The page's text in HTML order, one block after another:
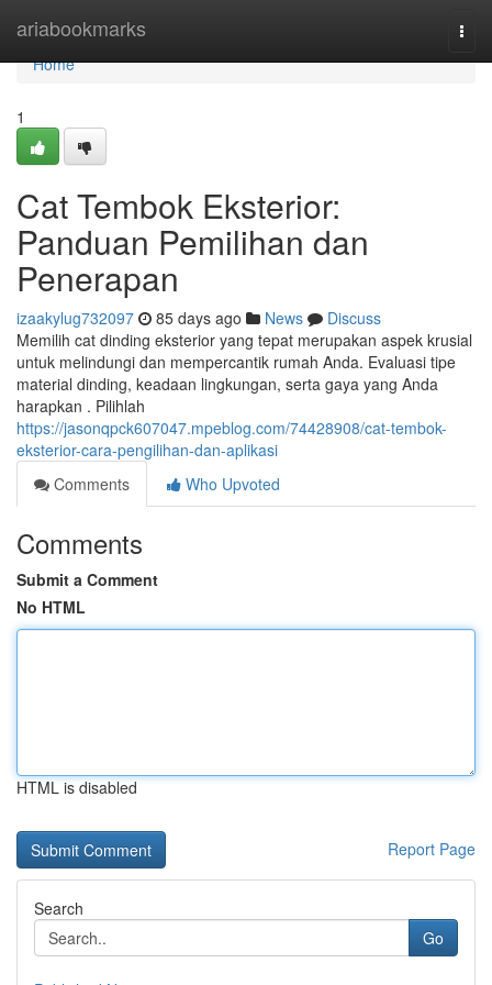
ariabookmarks
Home
Home
1
Cat Tembok Eksterior:
Panduan Pemilihan dan
Penerapan
izaakylug732097 85 days ago News
Discuss
Memilih cat dinding eksterior yang tepat merupakan aspek krusial
untuk melindungi dan mempercantik rumah Anda. Evaluasi tipe
material dinding, keadaan lingkungan, serta gaya yang Anda
harapkan . Pilihlah
https://jasonqpck607047.mpeblog.com/74428908/cat-tembok-
eksterior-cara-pengilihan-dan-aplikasi
Comments
Who Upvoted
Comments
Submit a Comment
No HTML
HTML is disabled
Report Page
Search
Go